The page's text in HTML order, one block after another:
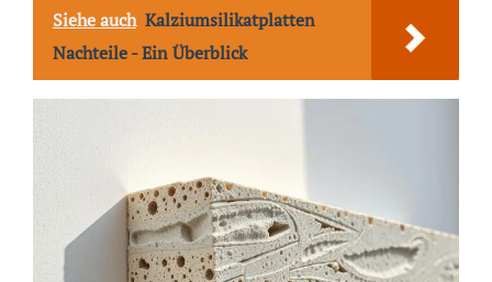
Siehe auch Kalziumsilikatplatten
Nachteile - Ein Überblick